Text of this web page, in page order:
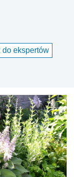
do ekspertów